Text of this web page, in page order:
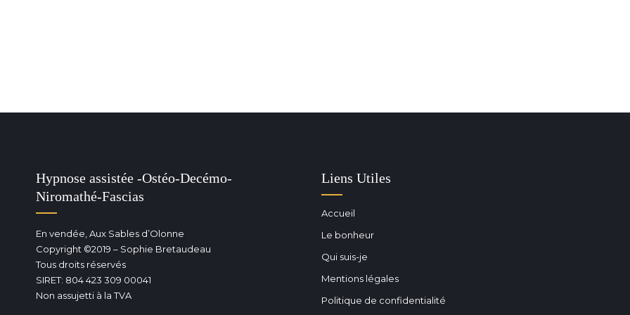
Hypnose assistée -Ostéo-Decémo-
Niromathé-Fascias
En vendée, Aux Sables d’Olonne
Copyright ©2019 – Sophie Bretaudeau
Tous droits réservés
SIRET: 804 423 309 00041
Non assujetti à la TVA
Liens Utiles
Accueil
Le bonheur
Qui suis-je
Mentions légales
Politique de confidentialité